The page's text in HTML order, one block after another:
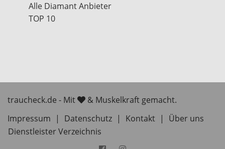
Alle Diamant Anbieter
TOP 10
traucheck.de - Mit
& Muskelkraft gemacht.
Impressum
| Datenschutz | Kontakt |
Über uns
Dienstleister Verzeichnis